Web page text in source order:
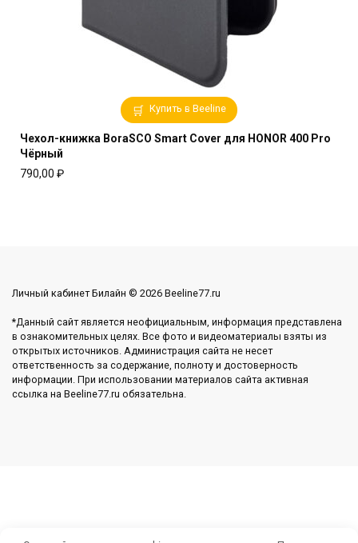
Купить в Beeline
Чехол-книжка BoraSCO Smart Cover для HONOR 400 Pro
Чёрный
790,00 ₽
Личный кабинет Билайн © 2026 Beeline77.ru
*Данный сайт является неофициальным, информация представлена
в ознакомительных целях. Все фото и видеоматериалы взяты из
открытых источников. Администрация сайта не несет
ответственность за содержание, полноту и достоверность
информации. При использовании материалов сайта активная
ссылка на Beeline77.ru обязательна.